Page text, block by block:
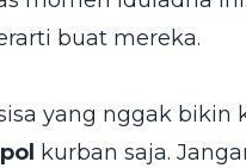
buat mereka.
yang nggak bikin
kurban saja.